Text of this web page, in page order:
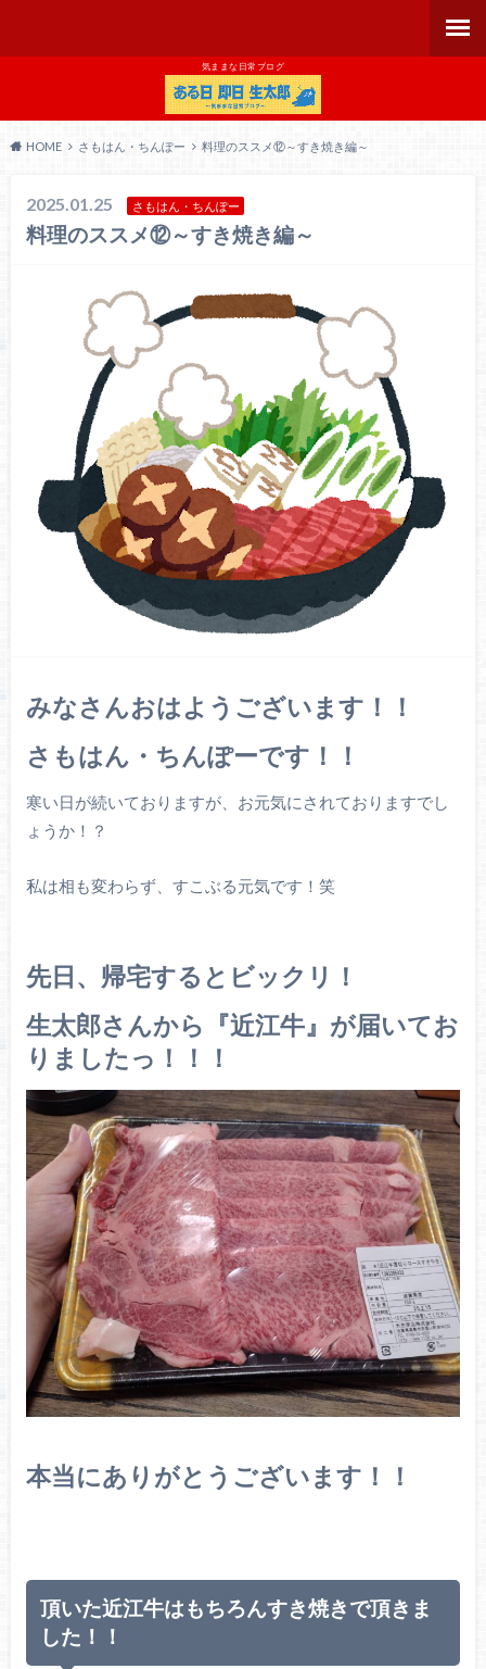
気ままな日常ブログ
HOME さもはん・ちんぽー 料理のススメ⑫～すき焼き編～
2025.01.25 さもはん・ちんぽー
料理のススメ⑫～すき焼き編～
みなさんおはようございます！！
さもはん・ちんぽーです！！
寒い日が続いておりますが、お元気にされておりますでし
ょうか！？
私は相も変わらず、すこぶる元気です！笑
先日、帰宅するとビックリ！
生太郎さんから『近江牛』が届いてお
りましたっ！！！
本当にありがとうございます！！
頂いた近江牛はもちろんすき焼きで頂きま
した！！